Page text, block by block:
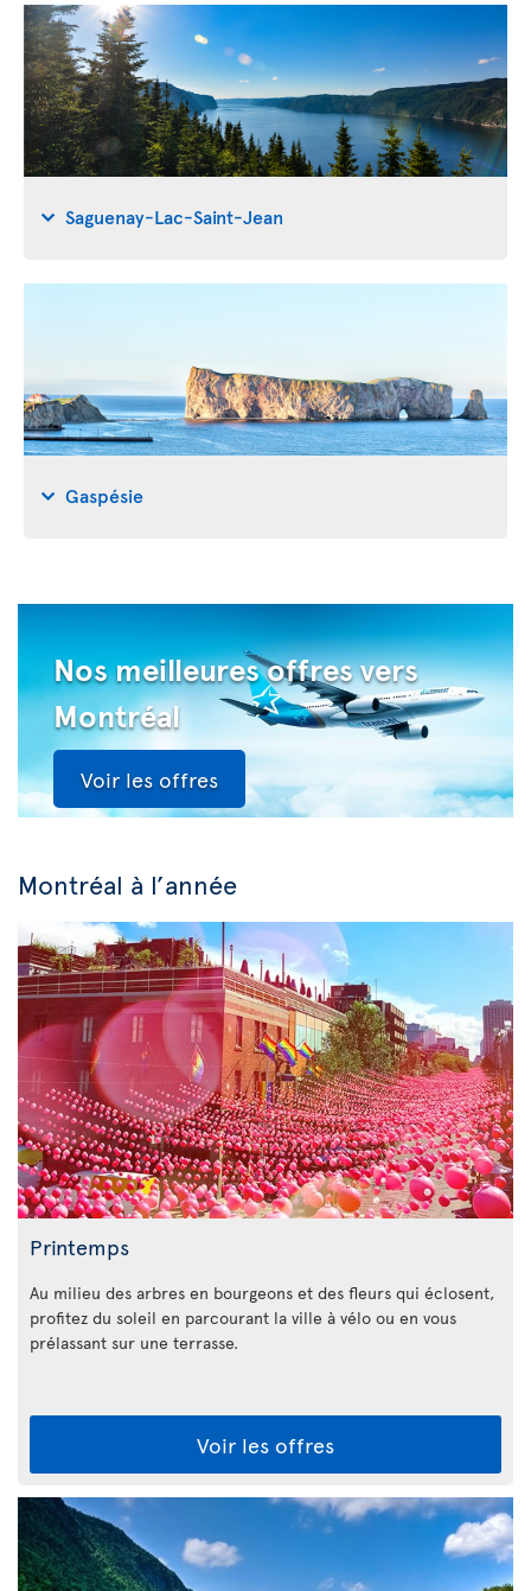
Saguenay-Lac-Saint-Jean
Gaspésie
Nos meilleures offres vers
Montréal
Voir les offres
Montréal à l’année
Printemps
Au milieu des arbres en bourgeons et des fleurs qui éclosent,
profitez du soleil en parcourant la ville à vélo ou en vous
prélassant sur une terrasse.
Voir les offres